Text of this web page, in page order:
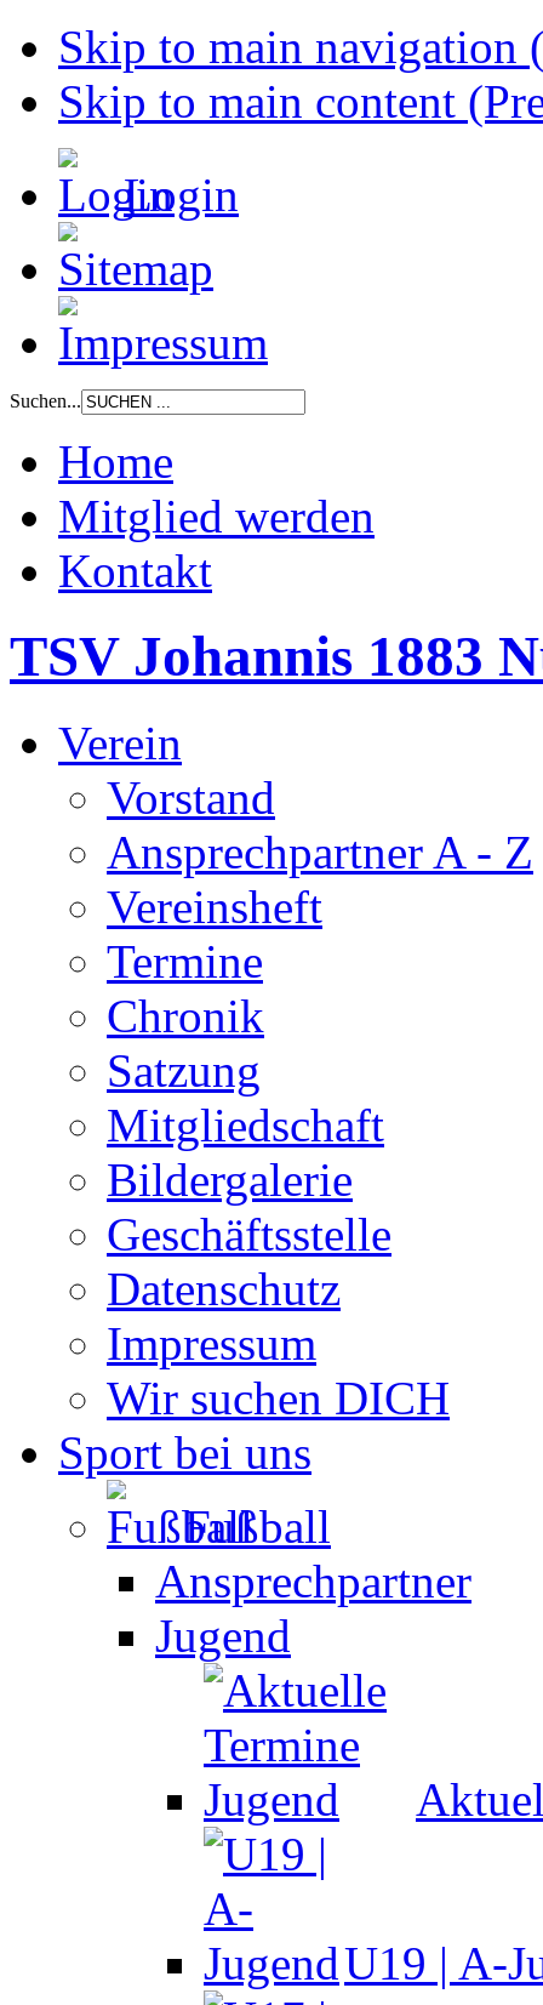
Skip to main navigation
Skip to main content
Login
Suchen...
Home
Mitglied werden
Kontakt
TSV Johannis 1883
Verein
Vorstand
Ansprechpartner A - Z
Vereinsheft
Termine
Chronik
Satzung
Mitgliedschaft
Bildergalerie
Geschäftsstelle
Datenschutz
Impressum
Wir suchen DICH
Sport bei uns
Fußball
Ansprechpartner
Jugend
U19 | A-